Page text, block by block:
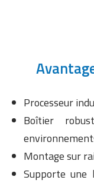
Processeur
Boîtier
Montage sur
Supporte une